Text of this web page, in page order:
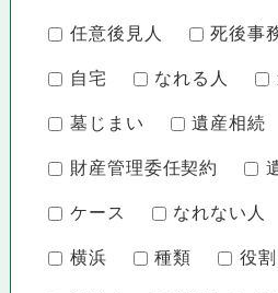
任意後見人 死後事
自宅 なれる人
墓じまい 遺産相続
財産管理委任契約
ケース なれない人
横浜 種類 役割